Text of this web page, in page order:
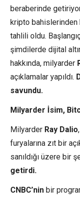
beraberinde
kripto
tahlili oldu.
şimdilerde dijital
hakkında, milyarder
açıklamalar yapıldı.
savundu.
Milyarder İsim,
Milyarder Ray Dalio
furyalarına zıt bir
sanıldığı üzere bir
getirdi.
CNBC’nin bir